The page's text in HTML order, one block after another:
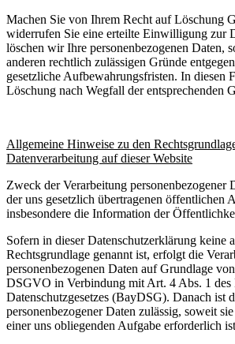
Machen Sie von Ihrem Recht auf Löschung
widerrufen Sie eine erteilte Einwilligung zur
löschen wir Ihre personenbezogenen Daten,
anderen rechtlich zulässigen Gründe
gesetzliche Aufbewahrungsfristen. In diesen
Löschung nach Wegfall der entsprechenden
Allgemeine Hinweise zu den
Datenverarbeitung auf dieser Website
Zweck der Verarbeitung personenbezogener
der uns gesetzlich übertragenen öffentlichen
insbesondere die Information der
Sofern in dieser Datenschutzerklärung keine
Rechtsgrundlage genannt ist, erfolgt die
personenbezogenen Daten auf Grundlage
DSGVO in Verbindung mit Art. 4 Abs. 1 des
Datenschutzgesetzes (BayDSG). Danach ist
personenbezogener Daten zulässig, soweit
einer uns obliegenden Aufgabe erforderlich